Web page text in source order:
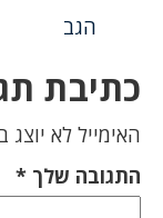
הגב
כתיבת
האימייל לא יוצג
התגובה שלך *